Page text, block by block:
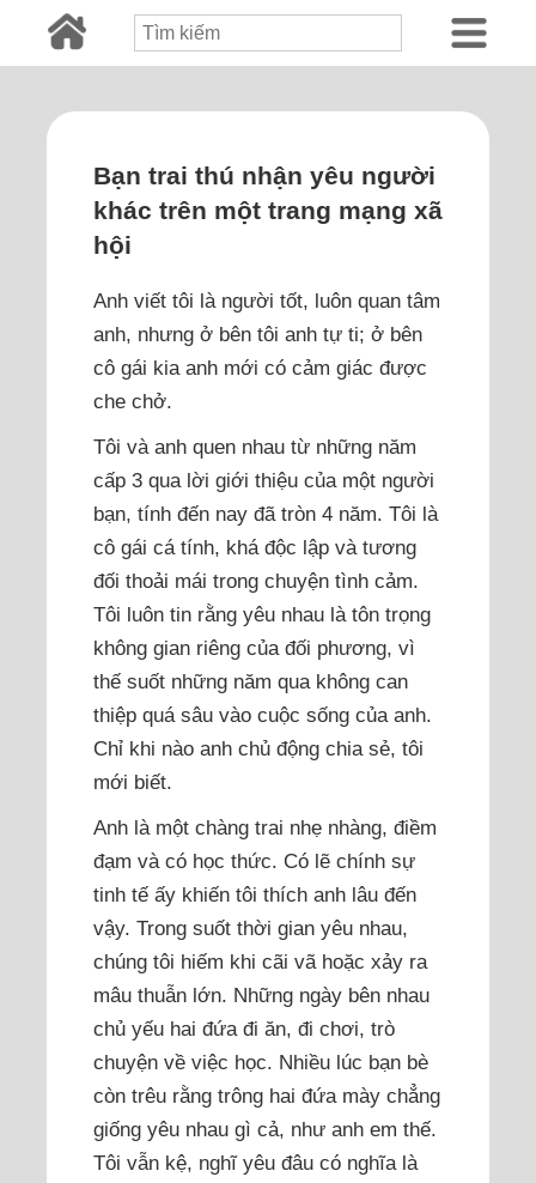
Bạn trai thú nhận yêu người
khác trên một trang mạng xã
hội
Anh viết tôi là người tốt, luôn quan tâm
anh, nhưng ở bên tôi anh tự ti; ở bên
cô gái kia anh mới có cảm giác được
che chở.
Tôi và anh quen nhau từ những năm
cấp 3 qua lời giới thiệu của một người
bạn, tính đến nay đã tròn 4 năm. Tôi là
cô gái cá tính, khá độc lập và tương
đối thoải mái trong chuyện tình cảm.
Tôi luôn tin rằng yêu nhau là tôn trọng
không gian riêng của đối phương, vì
thế suốt những năm qua không can
thiệp quá sâu vào cuộc sống của anh.
Chỉ khi nào anh chủ động chia sẻ, tôi
mới biết.
Anh là một chàng trai nhẹ nhàng, điềm
đạm và có học thức. Có lẽ chính sự
tinh tế ấy khiến tôi thích anh lâu đến
vậy. Trong suốt thời gian yêu nhau,
chúng tôi hiếm khi cãi vã hoặc xảy ra
mâu thuẫn lớn. Những ngày bên nhau
chủ yếu hai đứa đi ăn, đi chơi, trò
chuyện về việc học. Nhiều lúc bạn bè
còn trêu rằng trông hai đứa mày chẳng
giống yêu nhau gì cả, như anh em thế.
Tôi vẫn kệ, nghĩ yêu đâu có nghĩa là